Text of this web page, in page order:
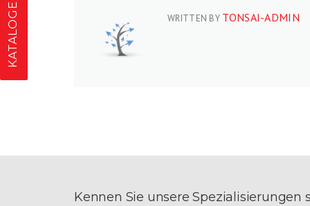
WRITTEN BY TONSAI-ADMIN
KATALOGE
Kennen Sie unsere Spezialisierungen